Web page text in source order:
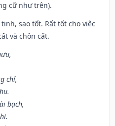
cữ như trên).
sao tốt. Rất tốt cho việc
và chôn cất.
chỉ,
bạch,